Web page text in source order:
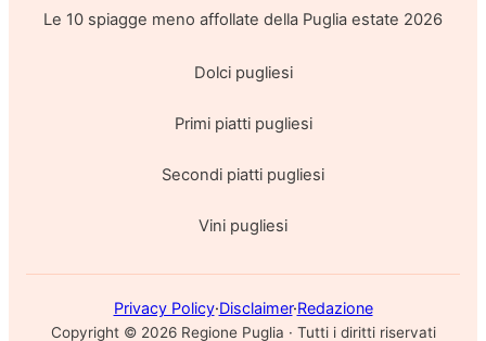
Le 10 spiagge meno affollate della Puglia estate 2026
Dolci pugliesi
Primi piatti pugliesi
Secondi piatti pugliesi
Vini pugliesi
Privacy Policy·Disclaimer·Redazione
Copyright © 2026Regione Puglia · Tutti i diritti riservati